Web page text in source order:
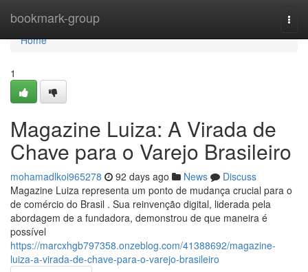
bookmark-group
Home
Home
1
Magazine Luiza: A Virada de
Chave para o Varejo Brasileiro
mohamadlkoi965278 92 days ago News
Discuss
Magazine Luiza representa um ponto de mudança crucial para o
de comércio do Brasil . Sua reinvenção digital, liderada pela
abordagem de a fundadora, demonstrou de que maneira é
possível
https://marcxhgb797358.onzeblog.com/41388692/magazine-
luiza-a-virada-de-chave-para-o-varejo-brasileiro